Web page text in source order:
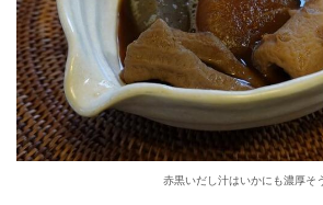
赤黒いだし汁はいかにも濃厚そ